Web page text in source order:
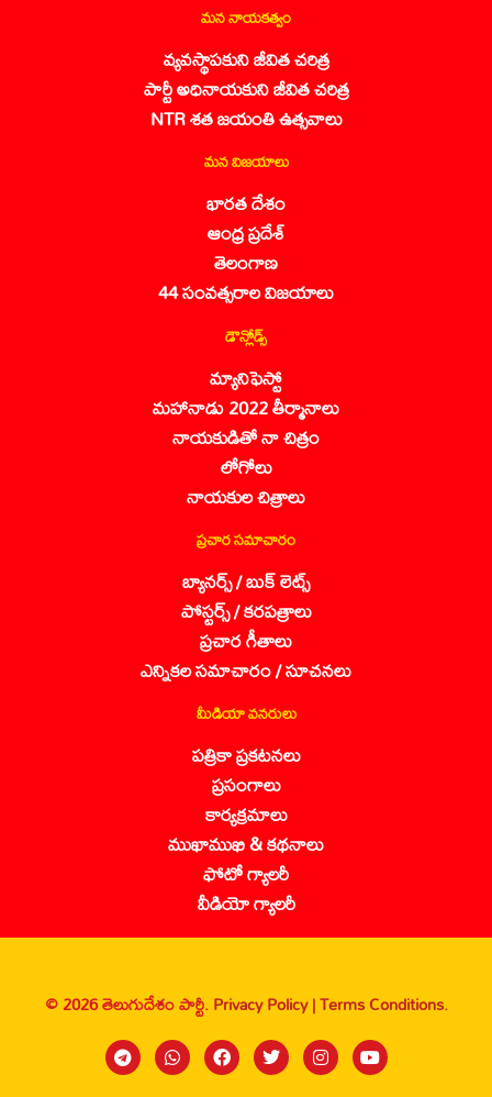
మన నాయకత్వం
వ్యవస్థాపకుని జీవిత చరిత్ర
పార్టీ అధినాయకుని జీవిత చరిత్ర
NTR శత జయంతి ఉత్సవాలు
మన విజయాలు
భారత దేశం
ఆంధ్ర ప్రదేశ్
తెలంగాణ
44 సంవత్సరాల విజయాలు
డౌన్లోడ్స్
మ్యానిఫెస్టో
మహానాడు 2022 తీర్మానాలు
నాయకుడితో నా చిత్రం
లోగోలు
నాయకుల చిత్రాలు
ప్రచార సమాచారం
బ్యానర్స్ / బుక్ లెట్స్
పోస్టర్స్ / కరపత్రాలు
ప్రచార గీతాలు
ఎన్నికల సమాచారం / సూచనలు
మీడియా వనరులు
పత్రికా ప్రకటనలు
ప్రసంగాలు
కార్యక్రమాలు
ముఖాముఖి & కథనాలు
ఫోటో గ్యాలరీ
వీడియో గ్యాలరీ
© 2026 తెలుగుదేశం పార్టీ.Privacy Policy |Terms Conditions.